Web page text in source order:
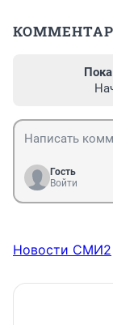
Гость
Войти
Новости СМИ2